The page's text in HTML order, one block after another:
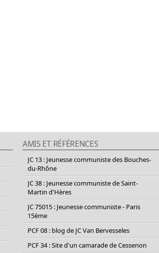
AMIS ET RÉFÉRENCES
JC 13 : Jeunesse communiste des Bouches-
du-Rhône
JC 38 : Jeunesse communiste de Saint-
Martin d'Hères
JC 75015 : Jeunesse communiste - Paris
15ème
PCF 08 : blog de JC Van Bervesseles
PCF 34 : Site d'un camarade de Cessenon